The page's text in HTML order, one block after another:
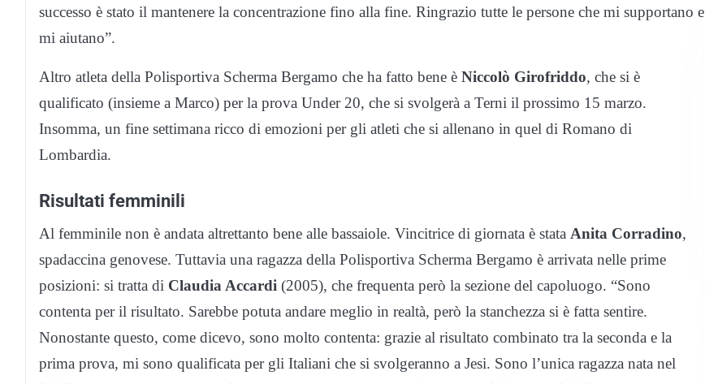
successo è stato il mantenere la concentrazione fino alla fine. Ringrazio tutte le persone che mi supportano e
mi aiutano”.
Altro atleta della Polisportiva Scherma Bergamo che ha fatto bene è Niccolò Girofriddo, che si è
qualificato (insieme a Marco) per la prova Under 20, che si svolgerà a Terni il prossimo 15 marzo.
Insomma, un fine settimana ricco di emozioni per gli atleti che si allenano in quel di Romano di
Lombardia.
Risultati femminili
Al femminile non è andata altrettanto bene alle bassaiole. Vincitrice di giornata è stata Anita Corradino,
spadaccina genovese. Tuttavia una ragazza della Polisportiva Scherma Bergamo è arrivata nelle prime
posizioni: si tratta di Claudia Accardi (2005), che frequenta però la sezione del capoluogo. “Sono
contenta per il risultato. Sarebbe potuta andare meglio in realtà, però la stanchezza si è fatta sentire.
Nonostante questo, come dicevo, sono molto contenta: grazie al risultato combinato tra la seconda e la
prima prova, mi sono qualificata per gli Italiani che si svolgeranno a Jesi. Sono l’unica ragazza nata nel